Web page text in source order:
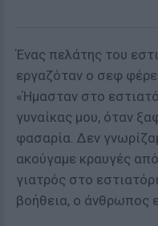
Ένας πελάτης του
εργαζόταν ο σεφ
«Ήμασταν στο
γυναίκας μου, όταν
φασαρία. Δεν
ακούγαμε κραυγές
γιατρός στο
βοήθεια, ο άνθρωπος